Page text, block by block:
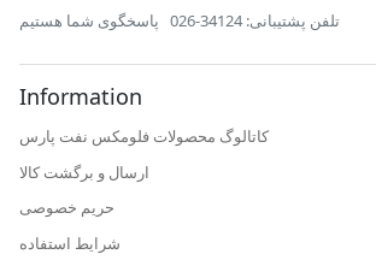
تلفن پشتیبانی: 34124-026 پاسخگوی شما هستیم
Information
کاتالوگ محصولات فلومکس نفت پارس
ارسال و برگشت کالا
حریم خصوصی
شرایط استفاده